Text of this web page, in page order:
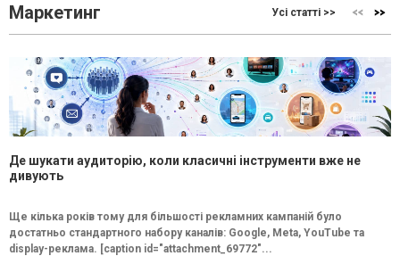
Маркетинг Усі статті >>
Де шукати аудиторію, коли класичні інструменти вже не
дивують
Ще кілька років тому для більшості рекламних кампаній було
достатньо стандартного набору каналів: Google, Meta, YouTube та
display-реклама. [caption id="attachment_69772"...